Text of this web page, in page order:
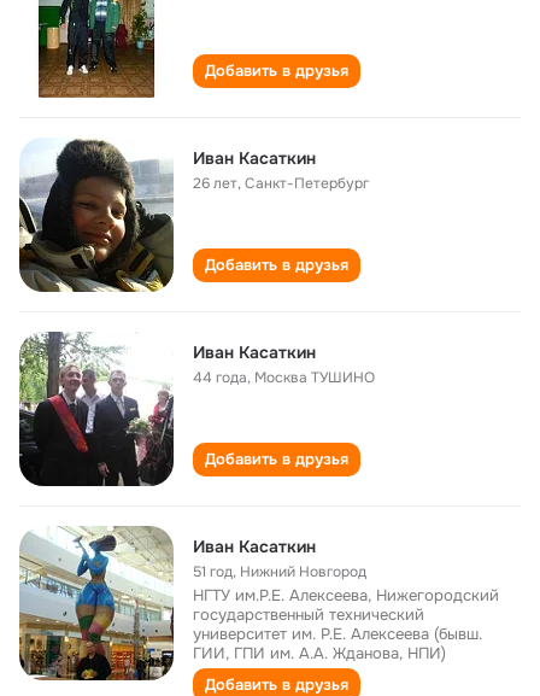
Добавить в друзья
Иван Касаткин
26 лет,Санкт-Петербург
Добавить в друзья
Иван Касаткин
44 года, Москва ТУШИНО
Добавить в друзья
Иван Касаткин
51 год, Нижний Новгород
НГТУ им.Р.Е. Алексеева, Нижегородский
государственный технический
университет им. Р.Е. Алексеева (бывш.
ГИИ, ГПИ им. А.А. Жданова, НПИ)
Добавить в друзья